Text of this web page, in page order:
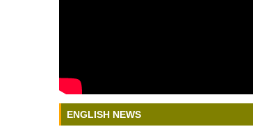
ENGLISH NEWS